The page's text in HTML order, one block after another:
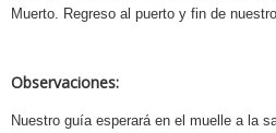
Muerto. Regreso al puerto y fin de
Observaciones:
Nuestro guía esperará en el muelle a la